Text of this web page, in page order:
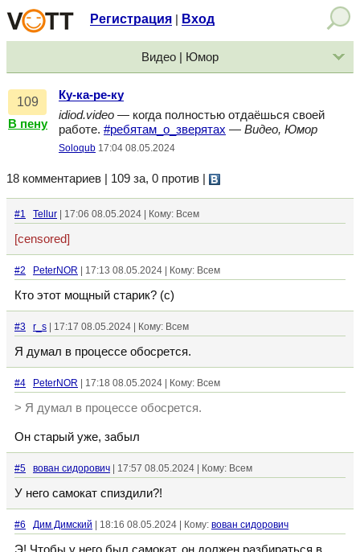
Регистрация Вход
Видео | Юмор
109
В пену
Ку-ка-ре-ку
idiod.video — когда полностью отдаёшься своей
работе. #ребятам_о_зверятах — Видео, Юмор
Soloqub 17:04 08.05.2024
18 комментариев | 109 за, 0 против
#1 Tellur | 17:06 08.05.2024 | Кому: Всем
[censored]
#2 PeterNOR | 17:13 08.05.2024 | Кому: Всем
Кто этот мощный старик? (с)
#3 r_s | 17:17 08.05.2024 | Кому: Всем
Я думал в процессе обосрется.
#4 PeterNOR | 17:18 08.05.2024 | Кому: Всем
> Я думал в процессе обосрется.
Он старый уже, забыл
#5 вован сидорович | 17:57 08.05.2024 | Кому: Всем
У него самокат спиздили?!
#6 Дим Димский | 18:16 08.05.2024 | Кому: вован сидорович